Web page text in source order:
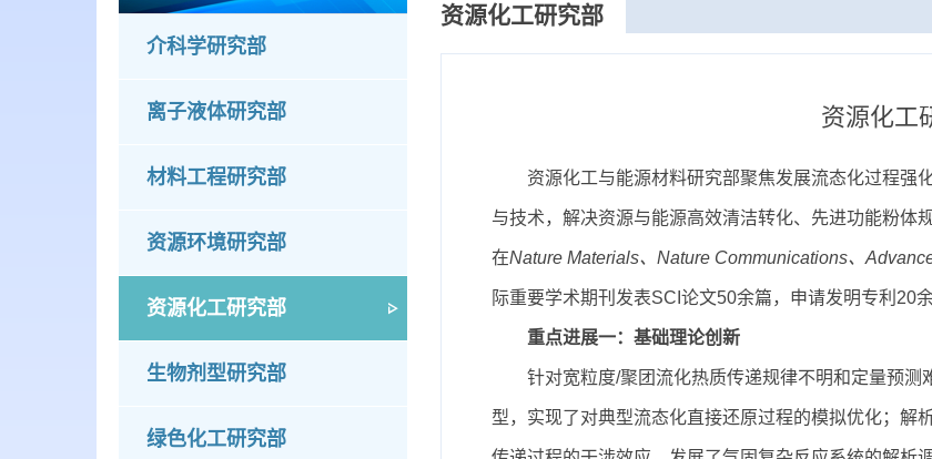
介科学研究部
离子液体研究部
材料工程研究部
资源环境研究部
资源化工研究部
生物剂型研究部
绿色化工研究部
资源化工研究部
资源化工
资源化工与能源材料研究部聚焦发展流态化过程强
与技术，解决资源与能源高效清洁转化、先进功能粉体
在Nature Materials、Nature Communications、
际重要学术期刊发表SCI论文50余篇，申请发明专利20余
重点进展一：基础理论创新
针对宽粒度/聚团流化热质传递规律不明和定量预
型，实现了对典型流态化直接还原过程的模拟优化；解